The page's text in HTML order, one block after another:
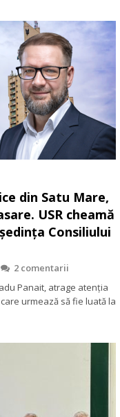
din Satu Mare,
USR cheamă
Consiliului
2 comentarii
Panait, atrage atenția
urmează să fie luată la